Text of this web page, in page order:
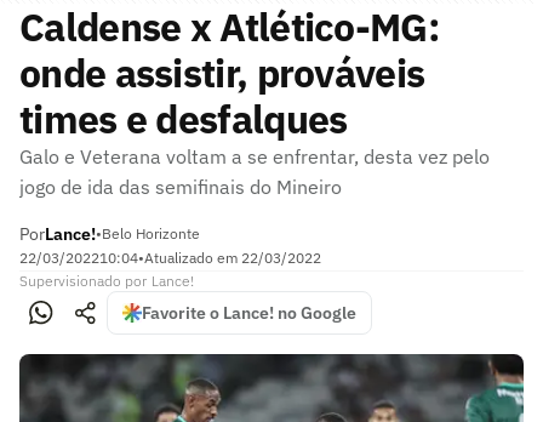
Caldense x Atlético-MG:
onde assistir, prováveis
times e desfalques
Galo e Veterana voltam a se enfrentar, desta vez pelo
jogo de ida das semifinais do Mineiro
PorLance!•Belo Horizonte
22/03/202210:04•Atualizado em 22/03/2022
Supervisionado por Lance!
Favorite o Lance! no Google